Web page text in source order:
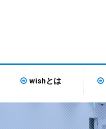
wishとは